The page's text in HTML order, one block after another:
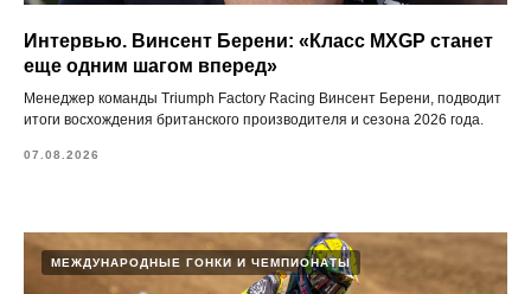
Интервью. Винсент Берени: «Класс MXGP станет
еще одним шагом вперед»
Менеджер команды Triumph Factory Racing Винсент Берени, подводит
итоги восхождения британского производителя и сезона 2026 года.
07.08.2026
МЕЖДУНАРОДНЫЕ ГОНКИ И ЧЕМПИОНАТЫ